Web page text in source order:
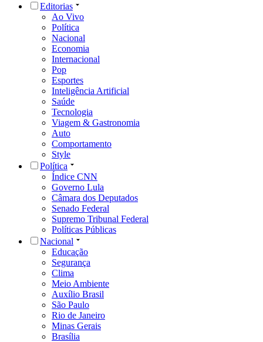
Editorias
Ao Vivo
Política
Nacional
Economia
Internacional
Pop
Esportes
Inteligência Artificial
Saúde
Tecnologia
Viagem & Gastronomia
Auto
Comportamento
Style
Política
Índice CNN
Governo Lula
Câmara dos Deputados
Senado Federal
Supremo Tribunal Federal
Políticas Públicas
Nacional
Educação
Segurança
Clima
Meio Ambiente
Auxílio Brasil
São Paulo
Rio de Janeiro
Minas Gerais
Brasília